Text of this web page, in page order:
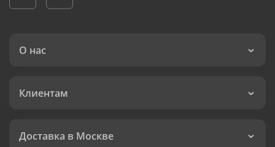
О нас
Клиентам
Доставка в Москве